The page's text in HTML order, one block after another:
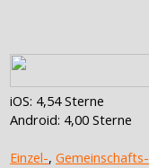
iOS: 4,54 Sterne
Android: 4,00 Sterne
Einzel-, Gemeinschafts-